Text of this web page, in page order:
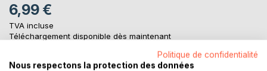
6,99 €
TVA incluse
Téléchargement disponible dès maintenant
Politique de confidentialité
Nous respectons la protection des données